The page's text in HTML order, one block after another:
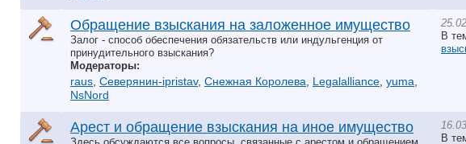
Обращение взыскания на заложенное имущество
Залог - способ обеспечения обязательств или индульгенция от
принудительного взыскания?
Модераторы:
raus Северянин-ipristav, Снежная Королева Legalalliance yuma
NsNord
В
Арест и обращение взыскания на иное имущество
В